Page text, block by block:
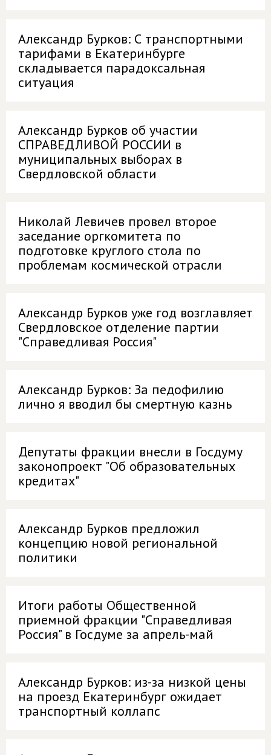
Александр Бурков: С транспортными
тарифами в Екатеринбурге
складывается парадоксальная
ситуация
Александр Бурков об участии
СПРАВЕДЛИВОЙ РОССИИ в
муниципальных выборах в
Свердловской области
Николай Левичев провел второе
заседание оргкомитета по
подготовке круглого стола по
проблемам космической отрасли
Александр Бурков уже год возглавляет
Свердловское отделение партии
"Справедливая Россия"
Александр Бурков: За педофилию
лично я вводил бы смертную казнь
Депутаты фракции внесли в Госдуму
законопроект "Об образовательных
кредитах"
Александр Бурков предложил
концепцию новой региональной
политики
Итоги работы Общественной
приемной фракции "Справедливая
Россия" в Госдуме за апрель-май
Александр Бурков: из-за низкой цены
на проезд Екатеринбург ожидает
транспортный коллапс